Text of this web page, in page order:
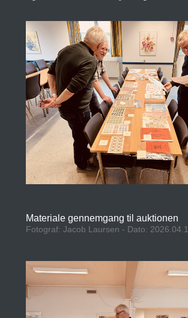
Materiale gennemgang til auktionen
Fotograf: Jacob Laursen - Dato: